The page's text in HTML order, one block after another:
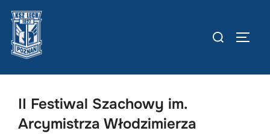
Skip
content
Szukaj:
II Festiwal Szachowy im.
Arcymistrza Włodzimierza